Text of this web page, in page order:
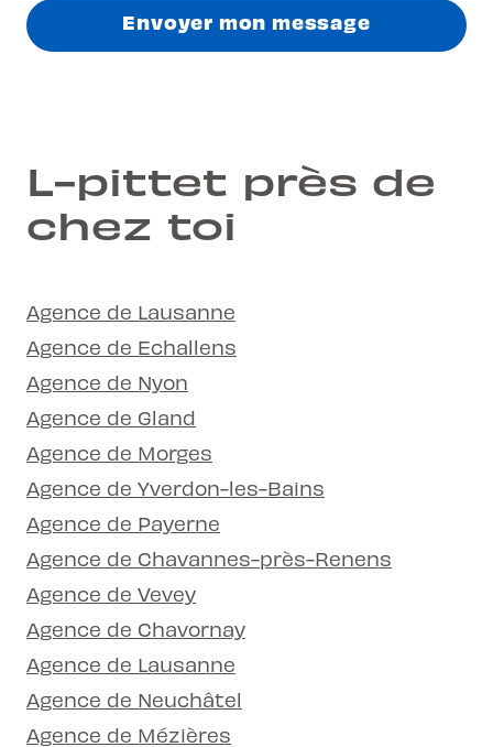
Envoyer mon message
L-pittet près de
chez toi
Agence de Lausanne
Agence de Echallens
Agence de Nyon
Agence de Gland
Agence de Morges
Agence de Yverdon-les-Bains
Agence de Payerne
Agence de Chavannes-près-Renens
Agence de Vevey
Agence de Chavornay
Agence de Lausanne
Agence de Neuchâtel
Agence de Mézières